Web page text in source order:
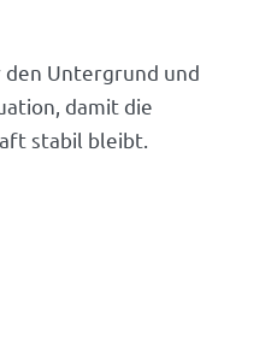
Untergrund und
damit die
stabil bleibt.